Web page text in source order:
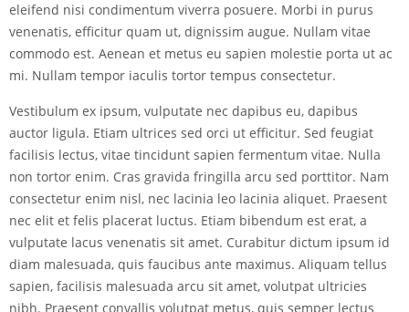
eleifend nisi condimentum viverra posuere. Morbi in purus
venenatis, efficitur quam ut, dignissim augue. Nullam vitae
commodo est. Aenean et metus eu sapien molestie porta ut ac
mi. Nullam tempor iaculis tortor tempus consectetur.
Vestibulum ex ipsum, vulputate nec dapibus eu, dapibus
auctor ligula. Etiam ultrices sed orci ut efficitur. Sed feugiat
facilisis lectus, vitae tincidunt sapien fermentum vitae. Nulla
non tortor enim. Cras gravida fringilla arcu sed porttitor. Nam
consectetur enim nisl, nec lacinia leo lacinia aliquet. Praesent
nec elit et felis placerat luctus. Etiam bibendum est erat, a
vulputate lacus venenatis sit amet. Curabitur dictum ipsum id
diam malesuada, quis faucibus ante maximus. Aliquam tellus
sapien, facilisis malesuada arcu sit amet, volutpat ultricies
nibh. Praesent convallis volutpat metus, quis semper lectus